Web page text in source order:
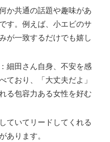
か共通の話題や趣味があ
す。例えば、小エビのサ
が一致するだけでも嬉し
細田さん自身、不安を感
ており、「大丈夫だよ」
る包容力ある女性を好む
ていてリードしてくれる
あります。